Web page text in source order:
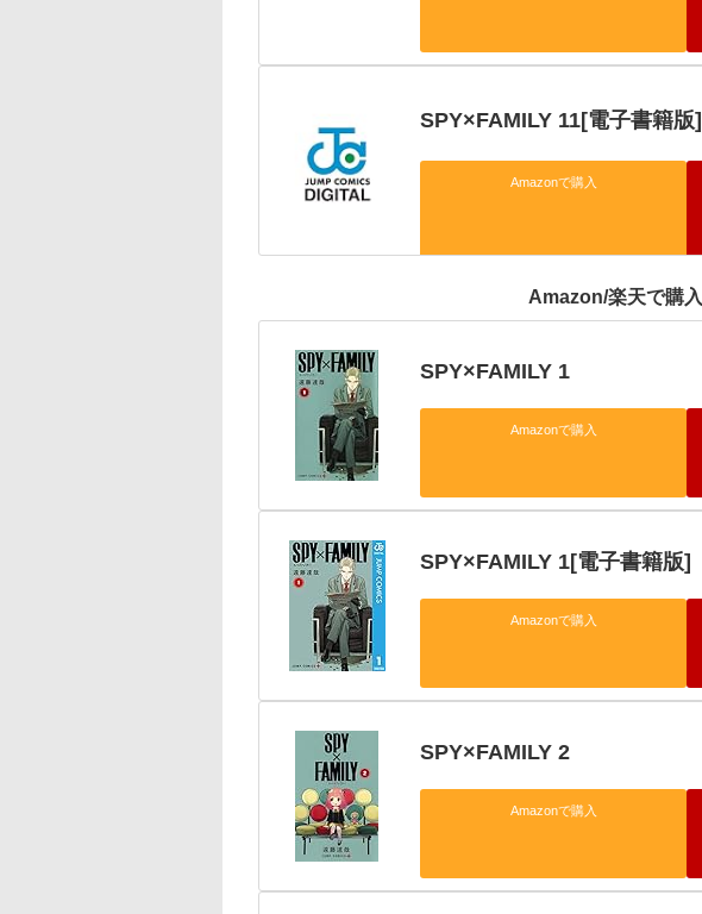
SPY×FAMILY 11[電子書籍版]
Amazonで購入
Amazon/楽天で購入
SPY×FAMILY 1
Amazonで購入
SPY×FAMILY 1[電子書籍版]
Amazonで購入
SPY×FAMILY 2
Amazonで購入